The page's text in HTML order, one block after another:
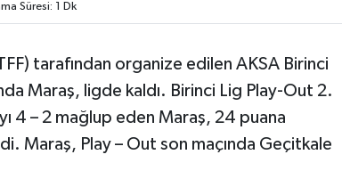
Süresi: 1 Dk
tarafından organize edilen AKSA Birinci
Maraş, ligde kaldı. Birinci Lig Play-Out 2.
4 – 2 mağlup eden Maraş, 24 puana
Maraş, Play – Out son maçında Geçitkale